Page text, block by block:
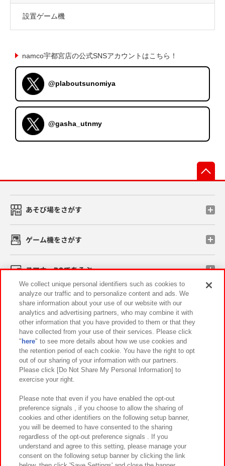
設置ゲーム機
namco宇都宮店の公式SNSアカウントはこちら！
@plaboutsunomiya
@gasha_utnmy
あそび場をさがす
ゲーム機をさがす
スマホ・PCであそぶ
イベント・キャンペーン
関連会社 サステナビリティ サイトポリシー
プライバシーポリシー ウェブアクセシビリティ方針と検証結果
お取引先さまとともに
カスタマーハラスメント対応方針 よくあるご質問・お問い合わせ
We collect unique personal identifiers such as cookies to
analyze our traffic and to personalize content and ads. We
share information about your use of our website with our
analytics and advertising partners, who may combine it with
other information that you have provided to them or that they
have collected from your use of their services. Please click
" here" to see more details about how we use cookies and
the retention period of each cookie. You have the right to opt
out of our sharing of your information with our partners.
Please click [Do Not Share My Personal Information] to
exercise your right.
Please note that even if you have enabled the opt-out
preference signals , if you choose to allow the sharing of
cookies and other identifiers on the following setup banner,
you will be deemed to have consented to the sharing
regardless of the opt-out preference signals . If you
understand and agree to this setting, please manage your
consent on the following setup banner by clicking the link